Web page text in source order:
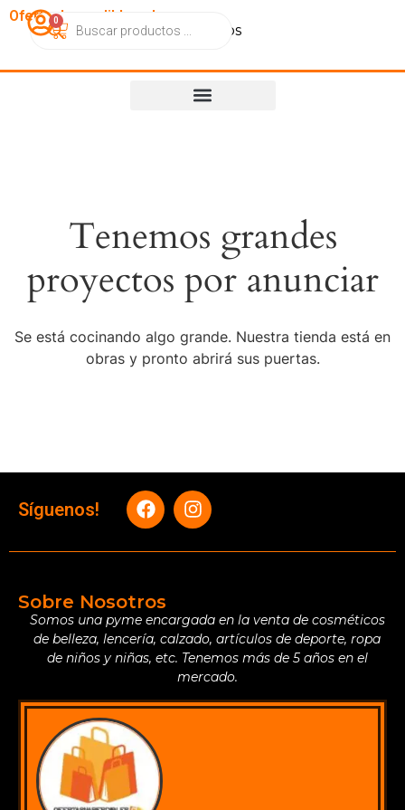
OfertasImperdibles.cl
CatálogoContactoNosotros
0
Tenemos grandes
proyectos por anunciar
Se está cocinando algo grande. Nuestra tienda está en
obras y pronto abrirá sus puertas.
Síguenos!
Sobre Nosotros
Somos una pyme encargada en la venta de cosméticos
de belleza, lencería, calzado, artículos de deporte, ropa
de niños y niñas, etc. Tenemos más de 5 años en el
mercado.